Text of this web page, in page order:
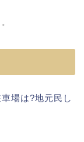
場は?地元民し